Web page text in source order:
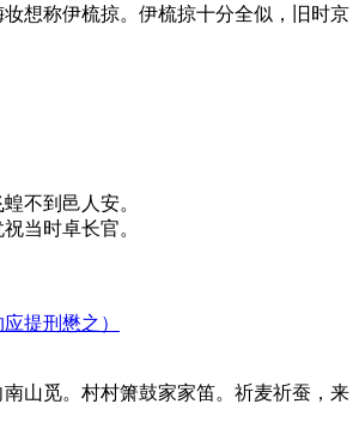
想称伊梳掠。伊梳掠十分全似，旧时京
不到邑人安。
当时卓长官。
提刑懋之）
山觅。村村箫鼓家家笛。祈麦祈蚕，来